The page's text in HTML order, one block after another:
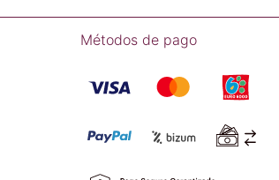
Métodos de pago